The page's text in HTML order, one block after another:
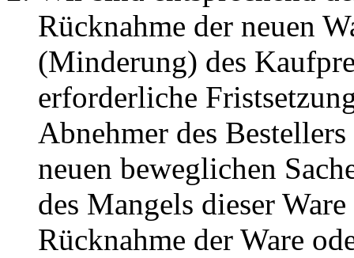
Rücknahme der neuen
(Minderung) des
erforderliche
Abnehmer des
neuen beweglichen
des Mangels dieser
Rücknahme der Ware